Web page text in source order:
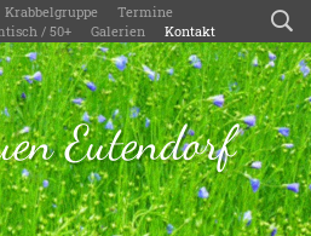
Krabbelgruppe
Termine
/ 50+ Galerien Kontakt
Eutendorf